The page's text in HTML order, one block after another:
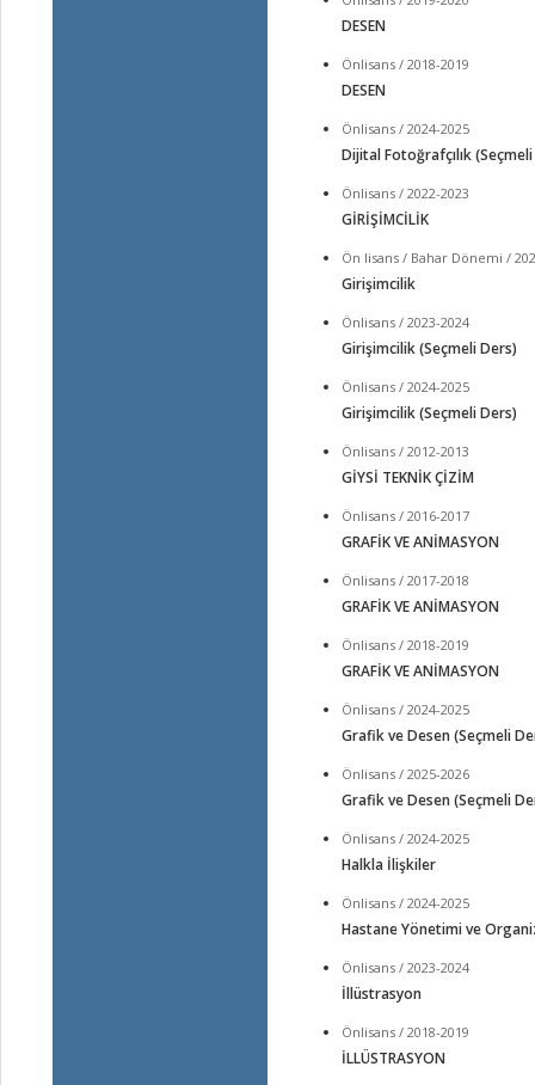
DESEN
Önlisans / 2018-2019
DESEN
Önlisans / 2024-2025
Dijital Fotoğrafçılık
Önlisans / 2022-2023
GİRİŞİMCİLİK
Ön lisans / Bahar Dönemi /
Girişimcilik
Önlisans / 2023-2024
Girişimcilik (Seçmeli Ders)
Önlisans / 2024-2025
Girişimcilik (Seçmeli Ders)
Önlisans / 2012-2013
GİYSİ TEKNİK ÇİZİM
Önlisans / 2016-2017
GRAFİK VE ANİMASYON
Önlisans / 2017-2018
GRAFİK VE ANİMASYON
Önlisans / 2018-2019
GRAFİK VE ANİMASYON
Önlisans / 2024-2025
Grafik ve Desen (Seçmeli
Önlisans / 2025-2026
Grafik ve Desen (Seçmeli
Önlisans / 2024-2025
Halkla İlişkiler
Önlisans / 2024-2025
Hastane Yönetimi ve
Önlisans / 2023-2024
İllüstrasyon
Önlisans / 2018-2019
İLLÜSTRASYON